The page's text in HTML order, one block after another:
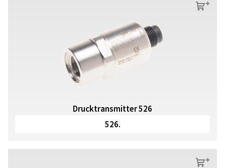
s
Drucktransmitter 526
526.
s